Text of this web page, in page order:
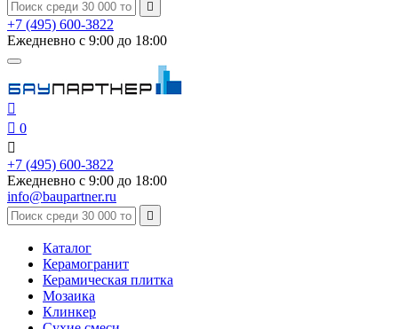

+7 (495) 600-3822
Ежедневно с 9:00 до 18:00

 0

+7 (495) 600-3822
Ежедневно с 9:00 до 18:00
info@baupartner.ru

Каталог
Керамогранит
Керамическая плитка
Мозаика
Клинкер